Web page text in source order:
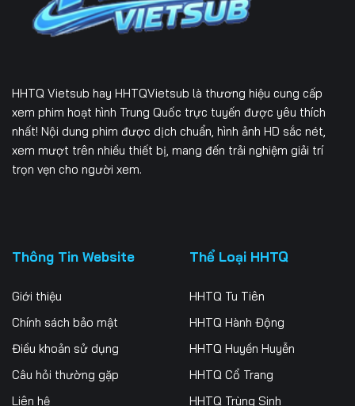
Tập 169 Tập 170 Tập 171
Tập 172
Tập 178 Tập 179 Tập 180
Tập 181 Tập 182 Tập 183
Tập 184
Tập 190 Tập 192
Tập 196 Tập 197 Tập 198
Tập 199 Tập 200 Tập 201
HHTQ Vietsub hay HHTQVietsub là thương hiệu cung cấp
xem phim hoạt hình Trung Quốc trực tuyến được yêu thích
nhất! Nội dung phim được dịch chuẩn, hình ảnh HD sắc nét,
xem mượt trên nhiều thiết bị, mang đến trải nghiệm giải trí
trọn vẹn cho người xem.
Thông Tin Website
Giới thiệu
Chính sách bảo mật
Điều khoản sử dụng
Câu hỏi thường gặp
Liên hệ
Thể Loại HHTQ
HHTQ Tu Tiên
HHTQ Hành Động
HHTQ Huyền Huyễn
HHTQ Cổ Trang
HHTQ Trùng Sinh